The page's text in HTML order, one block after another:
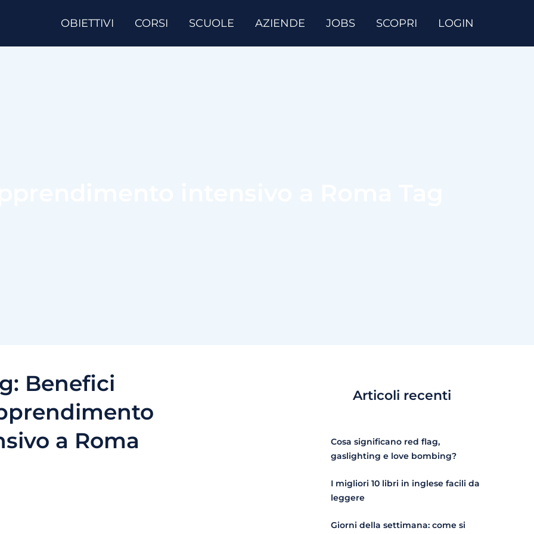
OBIETTIVI CORSI SCUOLE AZIENDE JOBS SCOPRI LOGIN
Benefici
a Roma
Articoli recenti
Cosa significano red flag,
gaslighting e love bombing?
I migliori 10 libri in inglese facili da
leggere
Giorni della settimana: come si